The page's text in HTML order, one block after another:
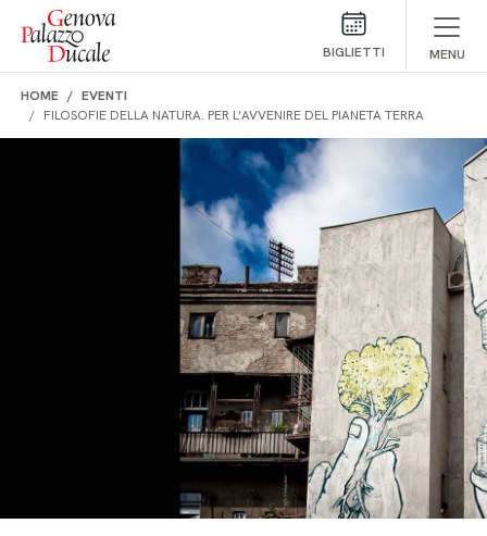
Salta al contenuto
BIGLIETTI MENU
HOME
EVENTI
FILOSOFIE DELLA NATURA. PER L’AVVENIRE DEL PIANETA TERRA